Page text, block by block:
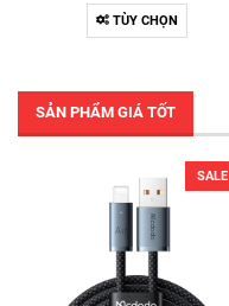
LED
TÙY CHỌN
SẢN PHẨM GIÁ TỐT
SALE